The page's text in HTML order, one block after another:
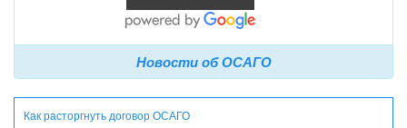
Новости об ОСАГО
Как расторгнуть договор ОСАГО